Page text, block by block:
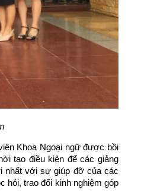
Khoa Ngoại ngữ được bồi
tạo điều kiện để các giảng
nhất với sự giúp đỡ của các
hỏi, trao đổi kinh nghiệm góp